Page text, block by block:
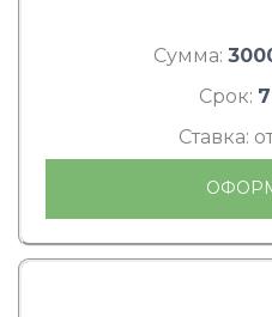
Сумма:
Срок: 7
Ставка: